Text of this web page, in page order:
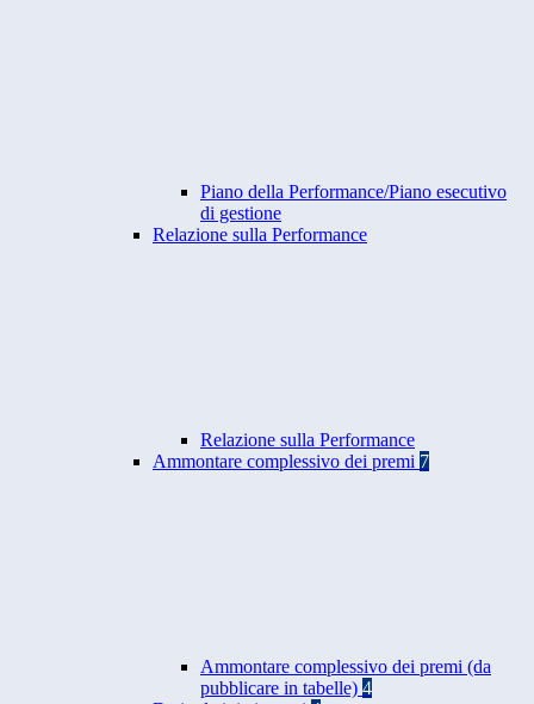
Piano della Performance/Piano esecutivo
di gestione
Relazione sulla Performance
Relazione sulla Performance
Ammontare complessivo dei premi 7
Ammontare complessivo dei premi (da
pubblicare in tabelle) 4